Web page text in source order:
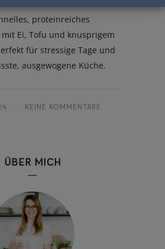
proteinreiches
Ei, Tofu und knusprigem
für stressige Tage und
ausgewogene Küche.
KEINE KOMMENTARE
ÜBER MICH